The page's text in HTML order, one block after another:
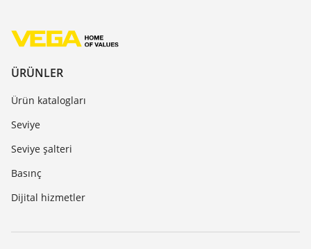
ÜRÜNLER
Ürün katalogları
Seviye
Seviye şalteri
Basınç
Dijital hizmetler